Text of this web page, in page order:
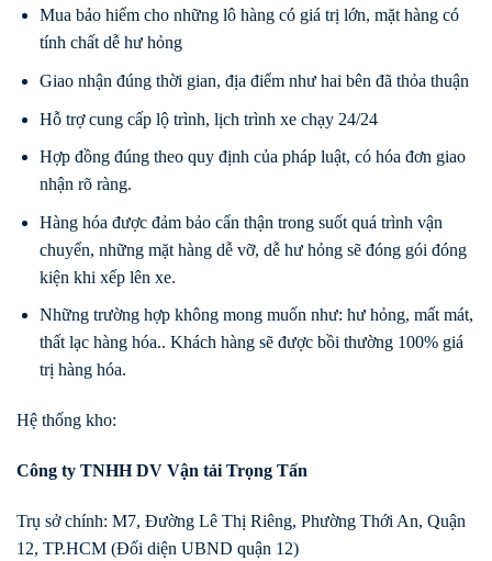
Mua bảo hiểm cho những lô hàng có giá trị lớn, mặt hàng có
tính chất dễ hư hỏng
Giao nhận đúng thời gian, địa điểm như hai bên đã thỏa thuận
Hỗ trợ cung cấp lộ trình, lịch trình xe chạy 24/24
Hợp đồng đúng theo quy định của pháp luật, có hóa đơn giao
nhận rõ ràng.
Hàng hóa được đảm bảo cẩn thận trong suốt quá trình vận
chuyển, những mặt hàng dễ vỡ, dễ hư hỏng sẽ đóng gói đóng
kiện khi xếp lên xe.
Những trường hợp không mong muốn như: hư hỏng, mất mát,
thất lạc hàng hóa.. Khách hàng sẽ được bồi thường 100% giá
trị hàng hóa.
Hệ thống kho:
Công ty TNHH DV Vận tải Trọng Tấn
Trụ sở chính: M7, Đường Lê Thị Riêng, Phường Thới An, Quận
12, TP.HCM (Đối diện UBND quận 12)